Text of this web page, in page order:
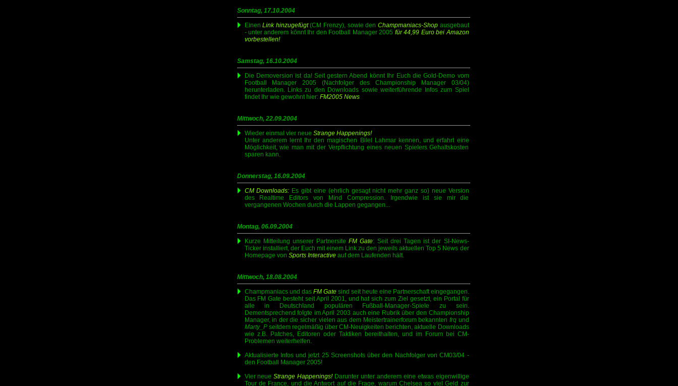
Sonntag, 17.10.2004
EinenLink hinzugefügt(CM Frenzy), sowie den Champmaniacs-Shopausgebaut
- unter anderem könnt Ihr den Football Manager 2005 für 44,99 Euro bei Amazon
vorbestellen!
Samstag, 16.10.2004
Die Demoversion ist da! Seit gestern Abend könnt Ihr Euch die Gold-Demo vom
Football Manager 2005 (Nachfolger des Championship Manager 03/04)
herunterladen. Links zu den Downloads sowie weiterführende Infos zum Spiel
findet Ihr wie gewohnt hier: FM2005 News
Mittwoch, 22.09.2004
Wieder einmal vier neue Strange Happenings!
Unter anderem lernt Ihr den magischen Bilel Lahmar kennen, und erfahrt eine
Möglichkeit, wie man mit der Verpflichtung eines neuen Spielers Gehaltskosten
sparen kann.
Donnerstag, 16.09.2004
CM Downloads: Es gibt eine (ehrlich gesagt nicht mehr ganz so) neue Version
des Realtime Editors von Mind Compression. Irgendwie ist sie mir die
vergangenen Wochen durch die Lappen gegangen...
Montag, 06.09.2004
Kurze Mitteilung unserer PartnersiteFM Gate: Seit drei Tagen ist der SI-News-
Ticker installiert, der Euch mit einem Link zu den jeweils aktuellen Top 5 News der
Homepage von Sports Interactiveauf dem Laufenden hält.
Mittwoch, 18.08.2004
Champmaniacs und das FM Gatesind seit heute eine Partnerschaft eingegangen.
Das FM Gate besteht seit April 2001, und hat sich zum Ziel gesetzt, ein Portal für
alle in Deutschland populären Fußball-Manager-Spiele zu sein.
Dementsprechend folgte im April 2003 auch eine Rubrik über den Championship
Manager, in der die sicher vielen aus dem Meistertrainerforum bekannten frqund
Marty_Pseitdem regelmäßig über CM-Neuigkeiten berichten, aktuelle Downloads
wie z.B. Patches, Editoren oder Taktiken bereithalten, und im Forum bei CM-
Problemen weiterhelfen.
Aktualisierte Infos und jetzt 25 Screenshots über den Nachfolger von CM03/04 -
den Football Manager 2005!
Vier neueStrange Happenings!Darunter unter anderem eine etwas eigenwillige
Tour de France, und die Antwort auf die Frage, warum Chelsea so viel Geld zur